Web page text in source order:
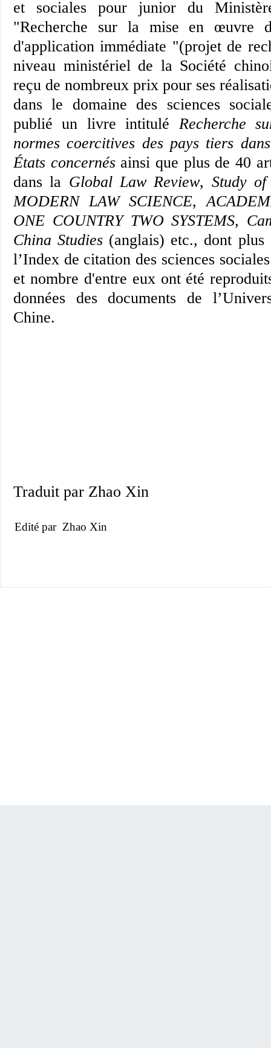
et sociales pour junior du
"Recherche sur la mise en œuvre
d'application immédiate "(projet de
niveau ministériel de la Société
reçu de nombreux prix pour ses
dans le domaine des sciences
publié un livre intitulé Recherche
normes coercitives des pays tiers
États concernésainsi que plus de 40
dans la Global Law Review, Study
MODERN LAW SCIENCE,
ONE COUNTRY TWO SYSTEMS,
China Studies (anglais) etc., dont plus
l’Index de citation des sciences
et nombre d'entre eux ont été
données des documents de
Chine.
Traduit par Zhao Xin
Edité par Zhao Xin